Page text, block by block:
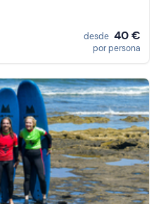
desde 40 €
por persona